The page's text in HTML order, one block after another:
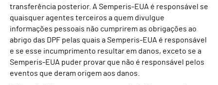
transferência posterior. A Semperis-EUA é responsável se
quaisquer agentes terceiros a quem divulgue
informações pessoais não cumprirem as obrigações ao
abrigo das DPF pelas quais a Semperis-EUA é responsável
e se esse incumprimento resultar em danos, exceto se a
Semperis-EUA puder provar que não é responsável pelos
eventos que deram origem aos danos.